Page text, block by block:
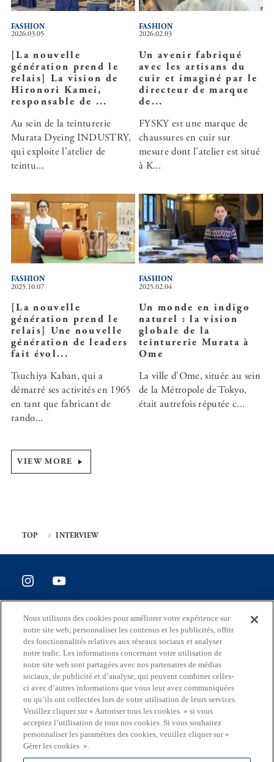
2026.03.05
[La nouvelle
génération prend le
relais] La vision de
Hironori Kamei,
responsable de ...
Au sein de la teinturerie
Murata Dyeing INDUSTRY,
qui exploite l’atelier de
teintu...
FASHION
2026.02.03
Un avenir fabriqué
avec les artisans du
cuir et imaginé par le
directeur de marque
de...
FYSKY est une marque de
chaussures en cuir sur
mesure dont l’atelier est situé
à K...
FASHION
2025.10.07
[La nouvelle
génération prend le
relais] Une nouvelle
génération de leaders
fait évol...
Tsuchiya Kaban, qui a
démarré ses activités en 1965
en tant que fabricant de
rando...
FASHION
2025.02.04
Un monde en indigo
naturel : la vision
globale de la
teinturerie Murata à
Ome
La ville d’Ome, située au sein
de la Métropole de Tokyo,
était autrefois réputée c...
FASHION
VIEW MORE
TOP INTERVIEW
Enquête de satisfaction du site
Adresse
2-8-1 Nishishinjuku, Shinjuku-ku, Tokyo Japon 163-8001
Mail
S0290106(at)section.metro.tokyo.jp
Le
Nous utilisons des cookies pour améliorer votre expérience sur
notre site web, personnaliser les contenus et les publicités, offrir
des fonctionnalités relatives aux réseaux sociaux et analyser
notre trafic. Les informations concernant votre utilisation de
notre site web sont partagées avec nos partenaires de médias
sociaux, de publicité et d’analyse, qui peuvent combiner celles-
ci avec d’autres informations que vous leur avez communiquées
ou qu’ils ont collectées lors de votre utilisation de leurs services.
Veuillez cliquer sur « Autoriser tous les cookies » si vous
acceptez l’utilisation de tous nos cookies. Si vous souhaitez
personnaliser les paramètres des cookies, veuillez cliquer sur «
Gérer les cookies ».